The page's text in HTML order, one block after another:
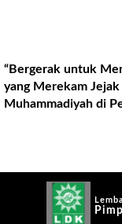
“Bergerak untuk
yang Merekam Jejak
Muhammadiyah di